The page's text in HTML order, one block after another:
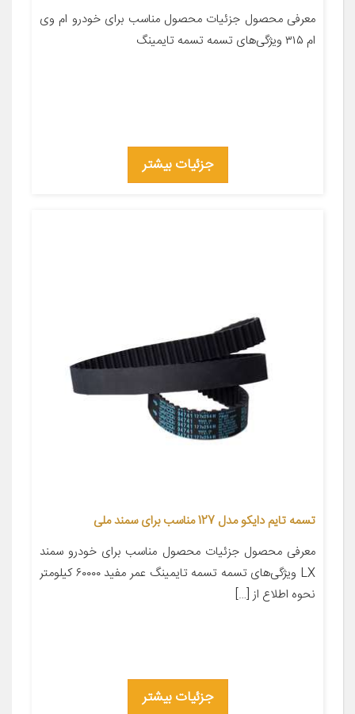
معرفی محصول جزئیات محصول مناسب برای خودرو ام وی
ام ۳۱۵ ویژگی‌های تسمه تسمه تایمینگ
جزئیات بیشتر
تسمه تایم دایکو مدل 127 مناسب برای سمند ملی
معرفی محصول جزئیات محصول مناسب برای خودرو سمند
LX ویژگی‌های تسمه تسمه تایمینگ عمر مفید ۶۰۰۰۰ کیلومتر
نحوه اطلاع از […]
جزئیات بیشتر